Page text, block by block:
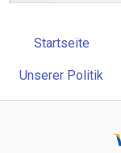
Startseite
Unserer Politik